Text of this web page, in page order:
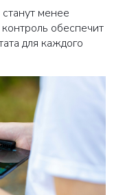
менее
обеспечит
для каждого